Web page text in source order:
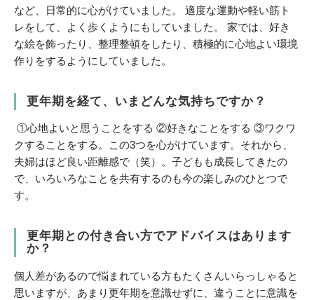
など、日常的に心がけていました。 適度な運動や軽い筋ト
レをして、よく歩くようにもしていました。 家では、好き
な絵を飾ったり、整理整頓をしたり、積極的に心地よい環境
作りをするようにしていました。
更年期を経て、いまどんな気持ちですか？
①心地よいと思うことをする ②好きなことをする ③ワクワ
クすることをする。この3つを心がけています。それから、
夫婦はほど良い距離感で（笑）。子どもも成長してきたの
で、いろいろなことを共有するのも今の楽しみのひとつで
す。
更年期との付き合い方でアドバイスはあります
か？
個人差があるので悩まれている方もたくさんいらっしゃると
思いますが、あまり更年期を意識せずに、違うことに意識を